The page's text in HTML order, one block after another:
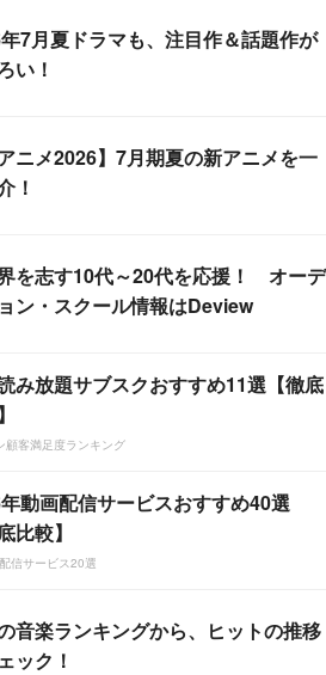
7月夏ドラマも、注目作＆話題作が
い！
アニメ2026】7月期夏の新アニメを一
！
を志す10代～20代を応援！ オーデ
ン・スクール情報はDeview
み放題サブスクおすすめ11選【徹底
顧客満足度ランキング
動画配信サービスおすすめ40選
比較】
信サービス20選
音楽ランキングから、ヒットの推移
ック！